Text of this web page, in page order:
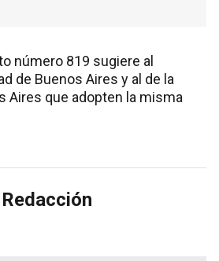
número 819 sugiere al
de Buenos Aires y al de la
Aires que adopten la misma